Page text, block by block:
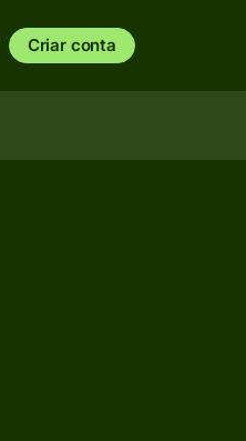
Criar conta